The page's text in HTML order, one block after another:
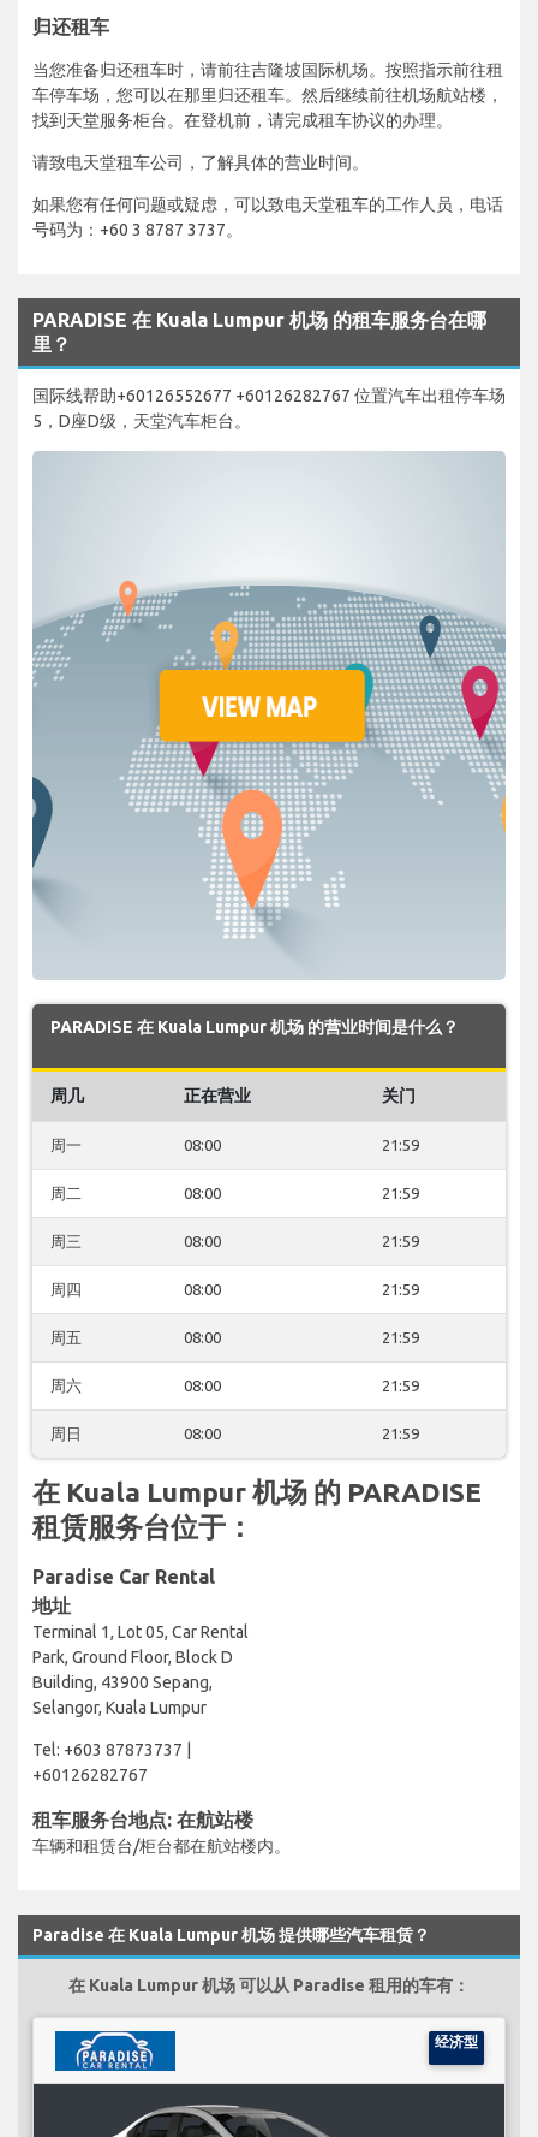
归还租车
当您准备归还租车时，请前往吉隆坡国际机场。按照指示前往租
车停车场，您可以在那里归还租车。然后继续前往机场航站楼，
找到天堂服务柜台。在登机前，请完成租车协议的办理。
请致电天堂租车公司，了解具体的营业时间。
如果您有任何问题或疑虑，可以致电天堂租车的工作人员，电话
号码为：+60 3 8787 3737。
PARADISE 在 Kuala Lumpur 机场 的租车服务台在哪
里？
国际线帮助+60126552677 +60126282767 位置汽车出租停车场
5，D座D级，天堂汽车柜台。
PARADISE 在 Kuala Lumpur 机场 的营业时间是什么？
周几 正在营业 关门
周一 08:00 21:59
周二 08:00 21:59
周三 08:00 21:59
周四 08:00 21:59
周五 08:00 21:59
周六 08:00 21:59
周日 08:00 21:59
在 Kuala Lumpur 机场 的 PARADISE
租赁服务台位于：
Paradise Car Rental
地址
Terminal 1, Lot 05, Car Rental
Park, Ground Floor, Block D
Building, 43900 Sepang,
Selangor, Kuala Lumpur
Tel: +603 87873737 |
+60126282767
租车服务台地点: 在航站楼
车辆和租赁台/柜台都在航站楼内。
Paradise 在 Kuala Lumpur 机场 提供哪些汽车租赁？
在 Kuala Lumpur 机场 可以从 Paradise 租用的车有：
经济型